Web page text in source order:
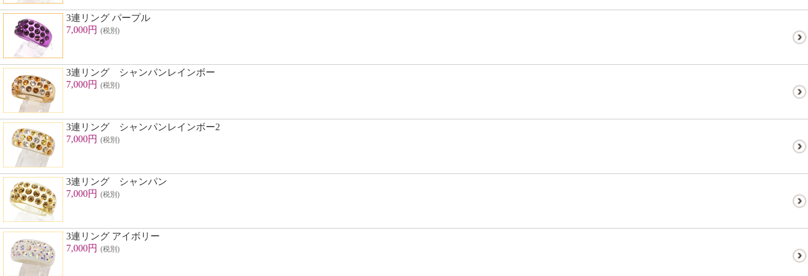
3連リング パープル
7,000円 (税別)
3連リング シャンパンレインボー
7,000円 (税別)
3連リング シャンパンレインボー2
7,000円 (税別)
3連リング シャンパン
7,000円 (税別)
3連リング アイボリー
7,000円 (税別)